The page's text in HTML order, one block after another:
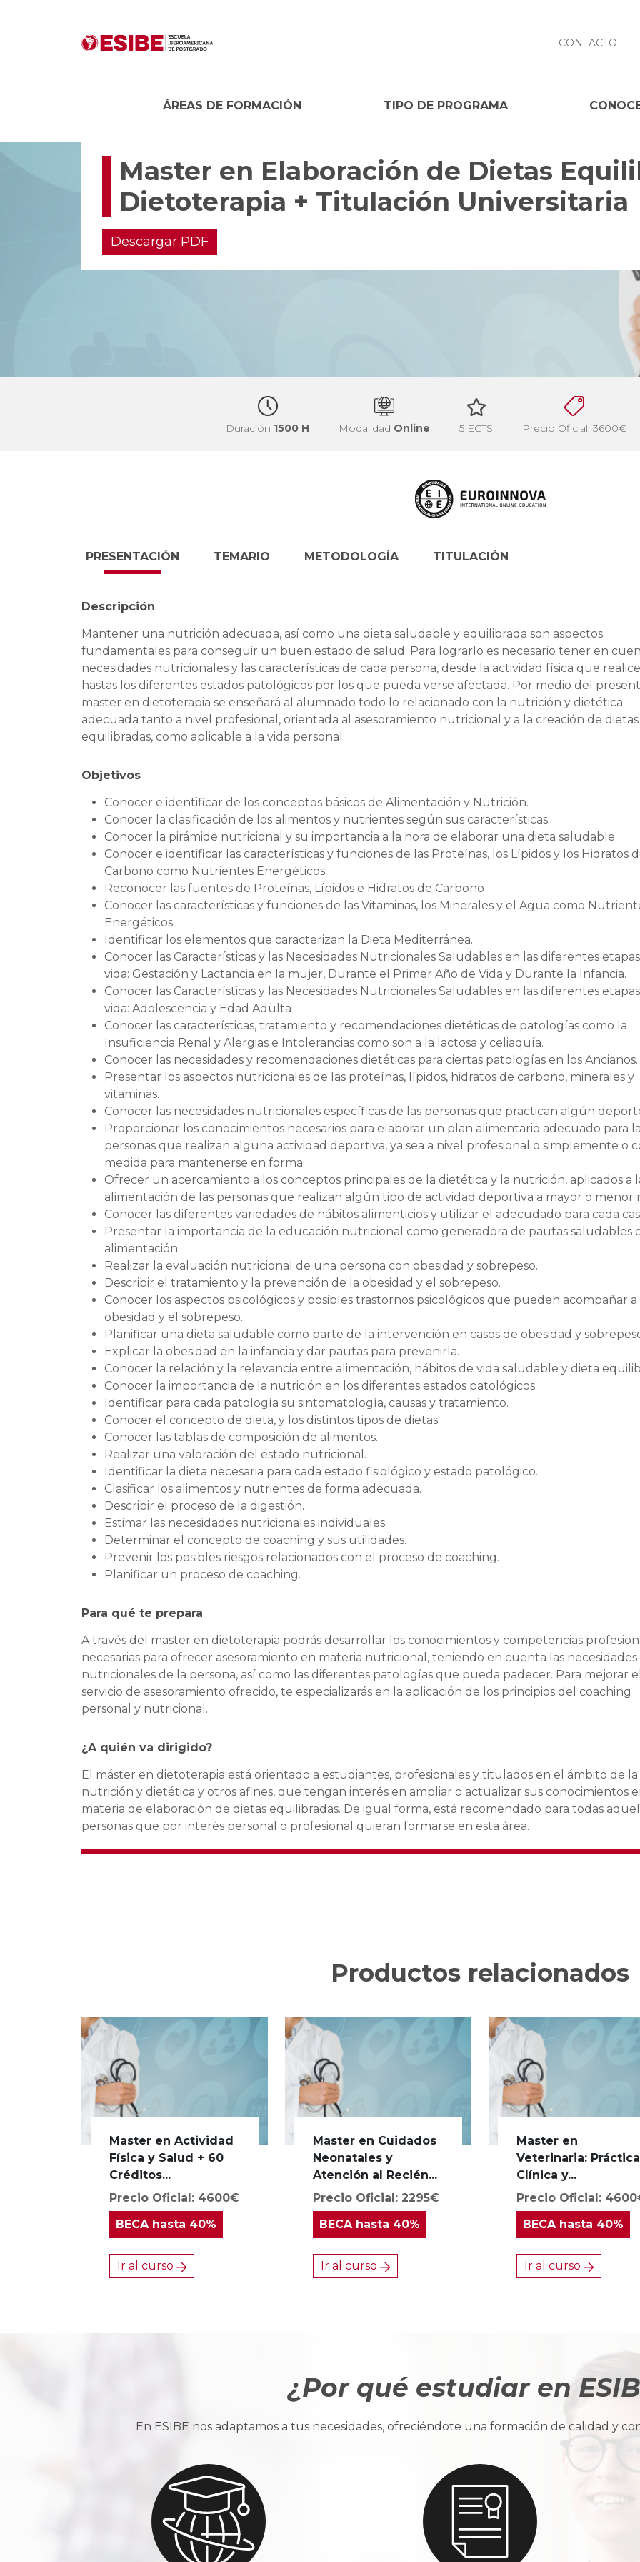
CONTACTO
ÁREAS DE FORMACIÓN TIPO DE PROGRAMA
Master en Elaboración de Dietas
Dietoterapia + Titulación Universitaria
Descargar PDF
Duración 1500 H Modalidad Online 5 ECTS Precio Oficial: 3600€
PRESENTACIÓN
Descripción
Mantener una nutrición adecuada, así como una dieta saludable y equilibrada son aspectos
fundamentales para conseguir un buen estado de salud. Para lograrlo es necesario tener en
necesidades nutricionales y las características de cada persona, desde la actividad física que realice
hastas los diferentes estados patológicos por los que pueda verse afectada. Por medio del
master en dietoterapia se enseñará al alumnado todo lo relacionado con la nutrición y dietética
adecuada tanto a nivel profesional, orientada al asesoramiento nutricional y a la creación de dietas
equilibradas, como aplicable a la vida personal.
Objetivos
Conocer e identificar de los conceptos básicos de Alimentación y Nutrición.
Conocer la clasificación de los alimentos y nutrientes según sus características.
Conocer la pirámide nutricional y su importancia a la hora de elaborar una dieta saludable.
Conocer e identificar las características y funciones de las Proteínas, los Lípidos y los Hidratos
Carbono como Nutrientes Energéticos.
Reconocer las fuentes de Proteínas, Lípidos e Hidratos de Carbono
Conocer las características y funciones de las Vitaminas, los Minerales y el Agua como
Energéticos.
Identificar los elementos que caracterizan la Dieta Mediterránea.
Conocer las Características y las Necesidades Nutricionales Saludables en las diferentes
vida: Gestación y Lactancia en la mujer, Durante el Primer Año de Vida y Durante la Infancia.
Conocer las Características y las Necesidades Nutricionales Saludables en las diferentes
vida: Adolescencia y Edad Adulta
Conocer las características, tratamiento y recomendaciones dietéticas de patologías como la
Insuficiencia Renal y Alergias e Intolerancias como son a la lactosa y celiaquía.
Conocer las necesidades y recomendaciones dietéticas para ciertas patologías en los Ancianos.
Presentar los aspectos nutricionales de las proteínas, lípidos, hidratos de carbono, minerales y
vitaminas.
Conocer las necesidades nutricionales específicas de las personas que practican algún
Proporcionar los conocimientos necesarios para elaborar un plan alimentario adecuado para
personas que realizan alguna actividad deportiva, ya sea a nivel profesional o simplemente o
medida para mantenerse en forma.
Ofrecer un acercamiento a los conceptos principales de la dietética y la nutrición, aplicados a
alimentación de las personas que realizan algún tipo de actividad deportiva a mayor o menor
Conocer las diferentes variedades de hábitos alimenticios y utilizar el adecudado para cada
Presentar la importancia de la educación nutricional como generadora de pautas saludables
alimentación.
Realizar la evaluación nutricional de una persona con obesidad y sobrepeso.
Describir el tratamiento y la prevención de la obesidad y el sobrepeso.
Conocer los aspectos psicológicos y posibles trastornos psicológicos que pueden acompañar a
obesidad y el sobrepeso.
Planificar una dieta saludable como parte de la intervención en casos de obesidad y
Explicar la obesidad en la infancia y dar pautas para prevenirla.
Conocer la relación y la relevancia entre alimentación, hábitos de vida saludable y dieta
Conocer la importancia de la nutrición en los diferentes estados patológicos.
Identificar para cada patología su sintomatología, causas y tratamiento.
Conocer el concepto de dieta, y los distintos tipos de dietas.
Conocer las tablas de composición de alimentos.
Realizar una valoración del estado nutricional.
Identificar la dieta necesaria para cada estado fisiológico y estado patológico.
Clasificar los alimentos y nutrientes de forma adecuada.
Describir el proceso de la digestión.
Estimar las necesidades nutricionales individuales.
Determinar el concepto de coaching y sus utilidades.
Prevenir los posibles riesgos relacionados con el proceso de coaching.
Planificar un proceso de coaching.
Para qué te prepara
A través del master en dietoterapia podrás desarrollar los conocimientos y competencias
necesarias para ofrecer asesoramiento en materia nutricional, teniendo en cuenta las necesidades
nutricionales de la persona, así como las diferentes patologías que pueda padecer. Para mejorar el
servicio de asesoramiento ofrecido, te especializarás en la aplicación de los principios del coaching
personal y nutricional.
¿A quién va dirigido?
El máster en dietoterapia está orientado a estudiantes, profesionales y titulados en el ámbito de la
nutrición y dietética y otros afines, que tengan interés en ampliar o actualizar sus conocimientos
materia de elaboración de dietas equilibradas. De igual forma, está recomendado para todas
personas que por interés personal o profesional quieran formarse en esta área.
TEMARIO METODOLOGÍA TITULACIÓN
Productos relacionados
Master en Actividad
Física y Salud + 60
Créditos...
Precio Oficial: 4600€
BECAhasta 40%
Ir al curso
Master en Cuidados
Neonatales y
Atención al Recién...
Precio Oficial: 2295€
BECAhasta 40%
Ir al curso
Master en
Veterinaria: Práctica
Clínica y...
Precio Oficial:
BECAhasta 40%
Ir al curso
¿Por qué estudiar en
En ESIBE nos adaptamos a tus necesidades, ofreciéndote una formación de calidad y